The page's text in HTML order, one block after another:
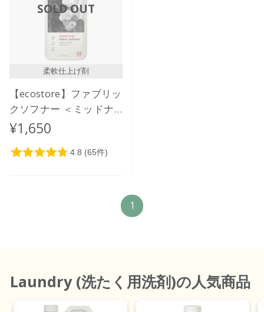
SOLD OUT
柔軟仕上げ剤
【ecostore】ファブリッ
クソフナー ＜ミッドナ
イトローズ＞ 1L
¥1,650
1
Laundry (洗たく用洗剤)の人気商品